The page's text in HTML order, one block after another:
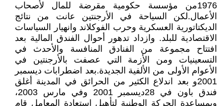
1976من مؤسسة حكومية مقرضة للمال لأصحاب
الأعمال.لكن السياحة في الأرجنتين عانت من نتائج
الديكتاتورية العسكرية وحرب الفوكلاند وانهيار السياسات
الاقتصادية للبلد. وازداد تدهور أحوال الفندق المالية بعد
افتتاح مجموعة من الفنادق المنافسة والأحدث في
التسعينيات ومن الأزمة التي عصفت بالأرجنتين في
الأعوام الأولى من الألفية الجديدة.بعد اضطرابات ديسمبر
2001و بعد اندلاع الكثير من الحرائق في المدينة أغلق
فندق باون في 28ديسمبر 2001 وفي مارس 2003،
وبمساعدة الحركة الوطنية لتأهيل استعادة المعامل قام